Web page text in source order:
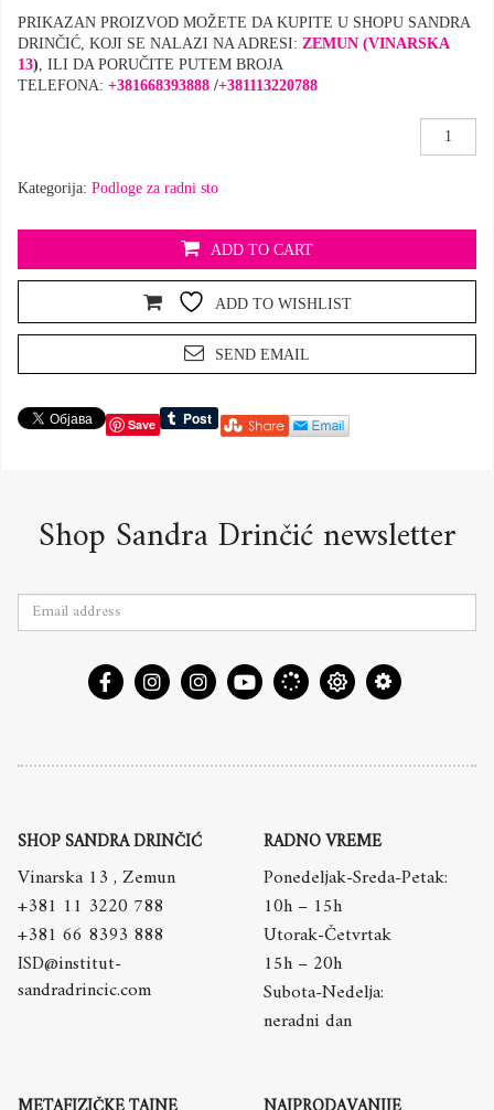
PRIKAZAN PROIZVOD MOŽETE DA KUPITE U SHOPU SANDRA
DRINČIĆ, KOJI SE NALAZI NA ADRESI: ZEMUN (VINARSKA
13), ILI DA PORUČITE PUTEM BROJA
TELEFONA: +381668393888 /+381113220788
Podloga
Kategorija: Podloge za radni sto
ADD TO CART
ADD TO WISHLIST
SEND EMAIL
Save
Shop Sandra Drinčić newsletter
SHOP SANDRA DRINČIĆ
Vinarska 13 , Zemun
+381 11 3220 788
+381 66 8393 888
ISD@institut-
sandradrincic.com
RADNO VREME
Ponedeljak-Sreda-Petak:
10h – 15h
Utorak-Četvrtak
15h – 20h
Subota-Nedelja:
neradni dan